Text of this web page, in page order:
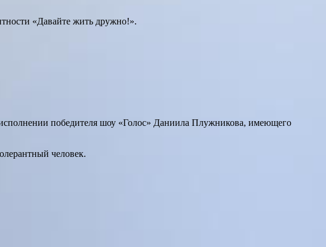
«Давайте жить дружно!».
победителя шоу «Голос» Даниила Плужникова, имеющего
человек.